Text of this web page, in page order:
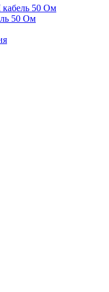
50 Ом
50 Ом